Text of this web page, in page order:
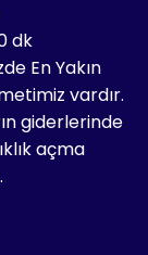
dk
En Yakın
vardır.
giderlerinde
açma